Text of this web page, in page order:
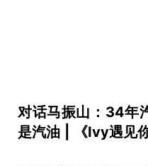
对话马振山：34年
是汽油 | 《Ivy遇见